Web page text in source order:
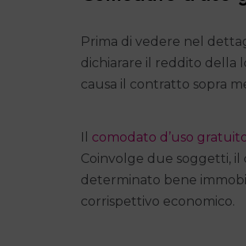
Prima di vedere nel
dichiarare il reddito della
causa il contratto sopra
comodato d’uso
Coinvolge due soggetti,
determinato bene
corrispettivo economico.